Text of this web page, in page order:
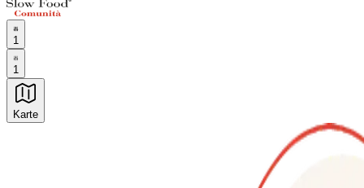
1
1
Karte
Unvergessliche kulinarische Erlebnisse: